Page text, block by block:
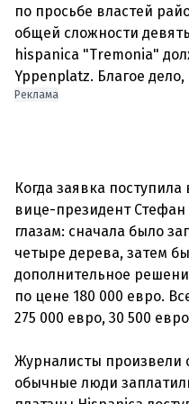
по просьбе властей
общей сложности
hispanica "Tremonia"
Реклама
Когда заявка
вице-президент
глазам: сначала было
четыре дерева, затем
дополнительное
по цене 180 000 евро.
275 000 евро, 30 500
Журналисты произвели
обычные люди